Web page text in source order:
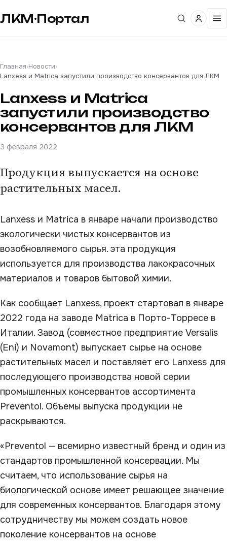
ЛКМ·Портал
Главная›Новости›
Lanxess и Matrica запустили производство консервантов для ЛКМ
Lanxess и Matrica
запустили производство
консервантов для ЛКМ
3 февраля 2022
Продукция выпускается на основе
растительных масел.
Lanxess и Matrica в январе начали производство
экологически чистых консервантов из
возобновляемого сырья. эта продукция
используется для производства лакокрасочных
материалов и товаров бытовой химии.
Как сообщает Lanxess, проект стартовал в январе
2022 года на заводе Matrica в Порто-Торресе в
Италии. Завод (совместное предприятие Versalis
(Eni) и Novamont) выпускает сырье на основе
растительных масел и поставляет его Lanxess для
последующего производства новой серии
промышленных консервантов ассортимента
Preventol. Объемы выпуска продукции не
раскрываются.
«Preventol — всемирно известный бренд и один из
стандартов промышленной консервации. Мы
считаем, что использование сырья на
биологической основе имеет решающее значение
для современных консервантов. Благодаря этому
сотрудничеству мы можем создать новое
поколение консервантов на основе